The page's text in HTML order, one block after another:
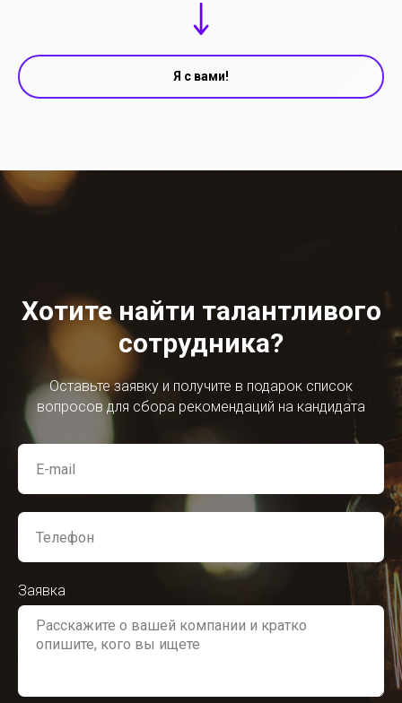
Я с вами!
Хотите найти талантливого
сотрудника?
Оставьте заявку и получите в подарок список
вопросов для сбора рекомендаций на кандидата
Заявка